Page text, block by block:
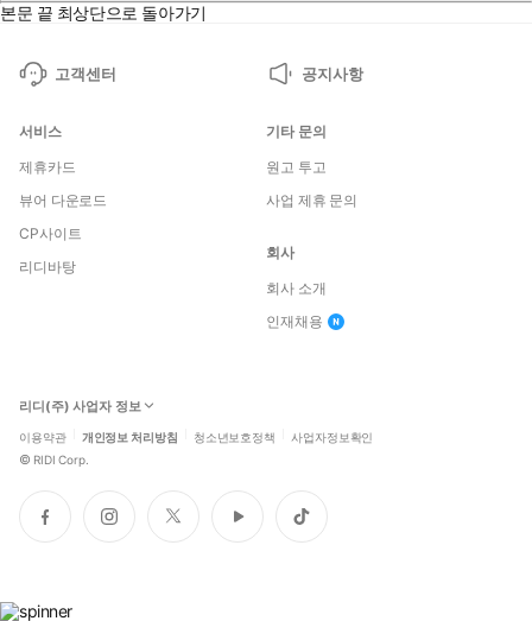
본문 끝 최상단으로 돌아가기
고객센터 공지사항
서비스
제휴카드
뷰어 다운로드
CP사이트
리디바탕
기타 문의
원고 투고
사업 제휴 문의
회사
회사 소개
인재채용
리디(주) 사업자 정보
이용약관 개인정보 처리방침 청소년보호정책 사업자정보확인
© RIDI Corp.
페
이
인
스
트
위
유
튜
틱
톡